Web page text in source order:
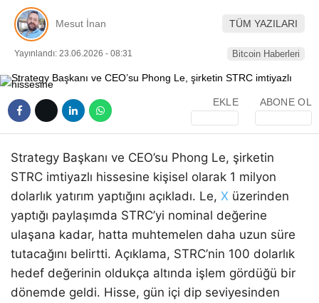
Mesut İnan TÜM YAZILARI
Yayınlandı: 23.06.2026 - 08:31 Bitcoin Haberleri
EKLE ABONE OL
Strategy Başkanı ve CEO’su Phong Le, şirketin
STRC imtiyazlı hissesine kişisel olarak 1 milyon
dolarlık yatırım yaptığını açıkladı. Le, X üzerinden
yaptığı paylaşımda STRC’yi nominal değerine
ulaşana kadar, hatta muhtemelen daha uzun süre
tutacağını belirtti. Açıklama, STRC’nin 100 dolarlık
hedef değerinin oldukça altında işlem gördüğü bir
dönemde geldi. Hisse, gün içi dip seviyesinden